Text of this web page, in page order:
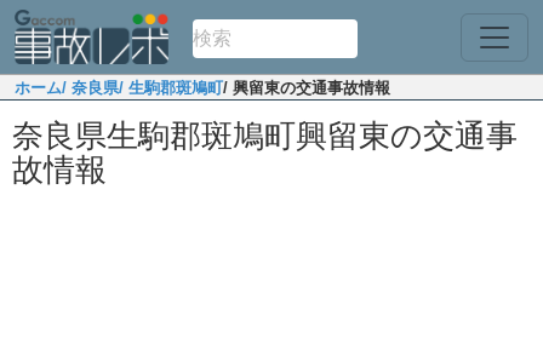
ホーム/ 奈良県/ 生駒郡斑鳩町/ 興留東の交通事故情報
奈良県生駒郡斑鳩町興留東の交通事
故情報